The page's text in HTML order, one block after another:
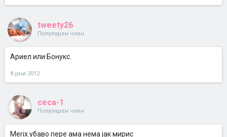
tweety26
Популарен член
Ариел или Бонукс.
8 јуни 2012
ceca-1
Популарен член
Merix.убаво пере ама нема јак мирис